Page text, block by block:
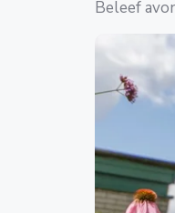
Beleef